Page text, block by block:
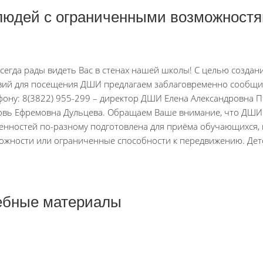
с ограниченными
рады видеть Вас в стенах нашей школы! С целью
для посещения ДШИ предлагаем заблаговременно
8(3822) 955-299 – директор ДШИ Елена Александровна
Ефремовна Дульцева. Обращаем Ваше внимание, что ДШИ
по-разному подготовлена для приёма
или ограниченные способности к передвижению.
материалы